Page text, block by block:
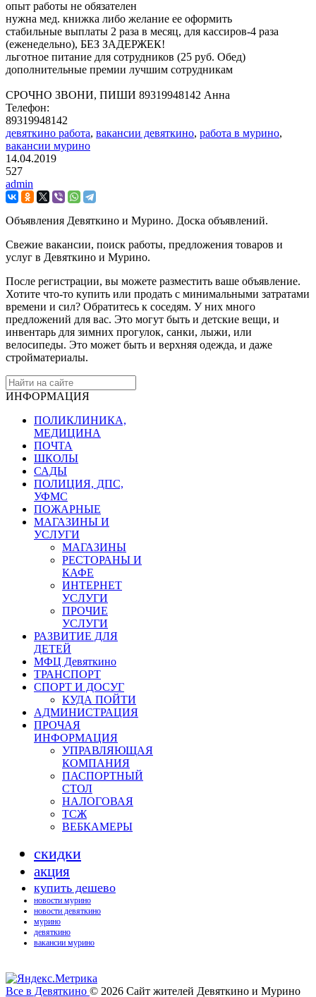
опыт работы не обязателен
нужна мед. книжка либо желание ее оформить
стабильные выплаты 2 раза в месяц, для кассиров-4 раза
(еженедельно), БЕЗ ЗАДЕРЖЕК!
льготное питание для сотрудников (25 руб. Обед)
дополнительные премии лучшим сотрудникам
СРОЧНО ЗВОНИ, ПИШИ 89319948142 Анна
Телефон:
89319948142
девяткино работа, вакансии девяткино, работа в мурино,
вакансии мурино
14.04.2019
527
admin
Объявления Девяткино и Мурино. Доска объявлений.
Свежие вакансии, поиск работы, предложения товаров и
услуг в Девяткино и Мурино.
После регистрации, вы можете разместить ваше объявление.
Хотите что-то купить или продать с минимальными затратами
времени и сил? Обратитесь к соседям. У них много
предложений для вас. Это могут быть и детские вещи, и
инвентарь для зимних прогулок, санки, лыжи, или
велосипеды. Это может быть и верхняя одежда, и даже
стройматериалы.
ИНФОРМАЦИЯ
ПОЛИКЛИНИКА,
МЕДИЦИНА
ПОЧТА
ШКОЛЫ
САДЫ
ПОЛИЦИЯ, ДПС,
УФМС
ПОЖАРНЫЕ
МАГАЗИНЫ И
УСЛУГИ
МАГАЗИНЫ
РЕСТОРАНЫ И
КАФЕ
ИНТЕРНЕТ
УСЛУГИ
ПРОЧИЕ
УСЛУГИ
РАЗВИТИЕ ДЛЯ
ДЕТЕЙ
МФЦ Девяткино
ТРАНСПОРТ
СПОРТ И ДОСУГ
КУДА ПОЙТИ
АДМИНИСТРАЦИЯ
ПРОЧАЯ
ИНФОРМАЦИЯ
УПРАВЛЯЮЩАЯ
КОМПАНИЯ
ПАСПОРТНЫЙ
СТОЛ
НАЛОГОВАЯ
ТСЖ
ВЕБКАМЕРЫ
скидки
акция
купить дешево
новости мурино
новости девяткино
мурино
девяткино
вакансии мурино
Все в Девяткино © 2026 Сайт жителей Девяткино и Мурино